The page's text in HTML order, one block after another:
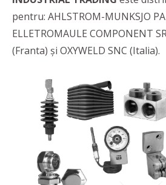
pentru: AHLSTROM-MUNKSJO
ELLETROMAULE COMPONENT
(Franta) și OXYWELD SNC (Italia).